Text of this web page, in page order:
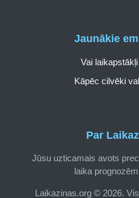
Par
Jūsu uzticamais avots
laika
Laikazinas.org © 2026.
Jaunākie
Vai
Kāpēc cilvēki